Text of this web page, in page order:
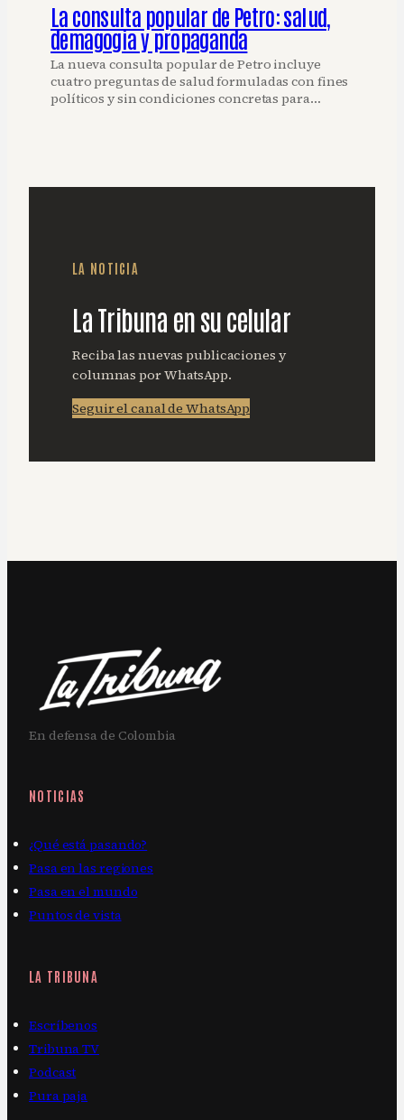
La consulta popular de Petro: salud,
demagogia y propaganda
La nueva consulta popular de Petro incluye
cuatro preguntas de salud formuladas con fines
políticos y sin condiciones concretas para…
LA NOTICIA
La Tribuna en su celular
Reciba las nuevas publicaciones y
columnas por WhatsApp.
Seguir el canal de WhatsApp
En defensa de Colombia
NOTICIAS
¿Qué está pasando?
Pasa en las regiones
Pasa en el mundo
Puntos de vista
LA TRIBUNA
Escríbenos
Tribuna TV
Podcast
Pura paja